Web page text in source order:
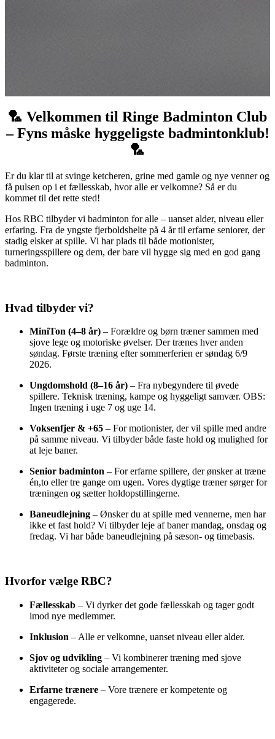
🏸 Velkommen til Ringe Badminton Club
– Fyns måske hyggeligste badmintonklub!
🏸
Er du klar til at svinge ketcheren, grine med gamle og nye venner og
få pulsen op i et fællesskab, hvor alle er velkomne? Så er du
kommet til det rette sted!
Hos RBC tilbyder vi badminton for alle – uanset alder, niveau eller
erfaring. Fra de yngste fjerboldshelte på 4 år til erfarne seniorer, der
stadig elsker at spille. Vi har plads til både motionister,
turneringsspillere og dem, der bare vil hygge sig med en god gang
badminton.
Hvad tilbyder vi?
MiniTon (4–8 år) – Forældre og børn træner sammen med
sjove lege og motoriske øvelser. Der trænes hver anden
søndag. Første træning efter sommerferien er søndag 6/9
2026.
Ungdomshold (8–16 år) – Fra nybegyndere til øvede
spillere. Teknisk træning, kampe og hyggeligt samvær. OBS:
Ingen træning i uge 7 og uge 14.
Voksenfjer & +65 – For motionister, der vil spille med andre
på samme niveau. Vi tilbyder både faste hold og mulighed for
at leje baner.
Senior badminton – For erfarne spillere, der ønsker at træne
én,to eller tre gange om ugen. Vores dygtige træner sørger for
træningen og sætter holdopstillingerne.
Baneudlejning – Ønsker du at spille med vennerne, men har
ikke et fast hold? Vi tilbyder leje af baner mandag, onsdag og
fredag. Vi har både baneudlejning på sæson- og timebasis.
Hvorfor vælge RBC?
Fællesskab – Vi dyrker det gode fællesskab og tager godt
imod nye medlemmer.
Inklusion – Alle er velkomne, uanset niveau eller alder.
Sjov og udvikling – Vi kombinerer træning med sjove
aktiviteter og sociale arrangementer.
Erfarne trænere – Vore trænere er kompetente og
engagerede.